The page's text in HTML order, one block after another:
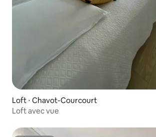
Loft ⋅ Chavot-Courcourt
Loft avec vue